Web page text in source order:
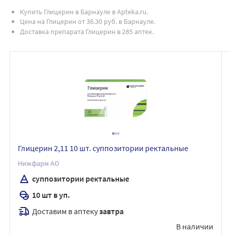
Купить Глицерин в Барнауле в Apteka.ru.
Цена на Глицерин от 36.30 руб. в Барнауле.
Доставка препарата Глицерин в 285 аптек.
Глицерин 2,11 10 шт. суппозитории ректальные
Нижфарм АО
суппозитории ректальные
10 шт в уп.
Доставим в аптекузавтра
В наличии